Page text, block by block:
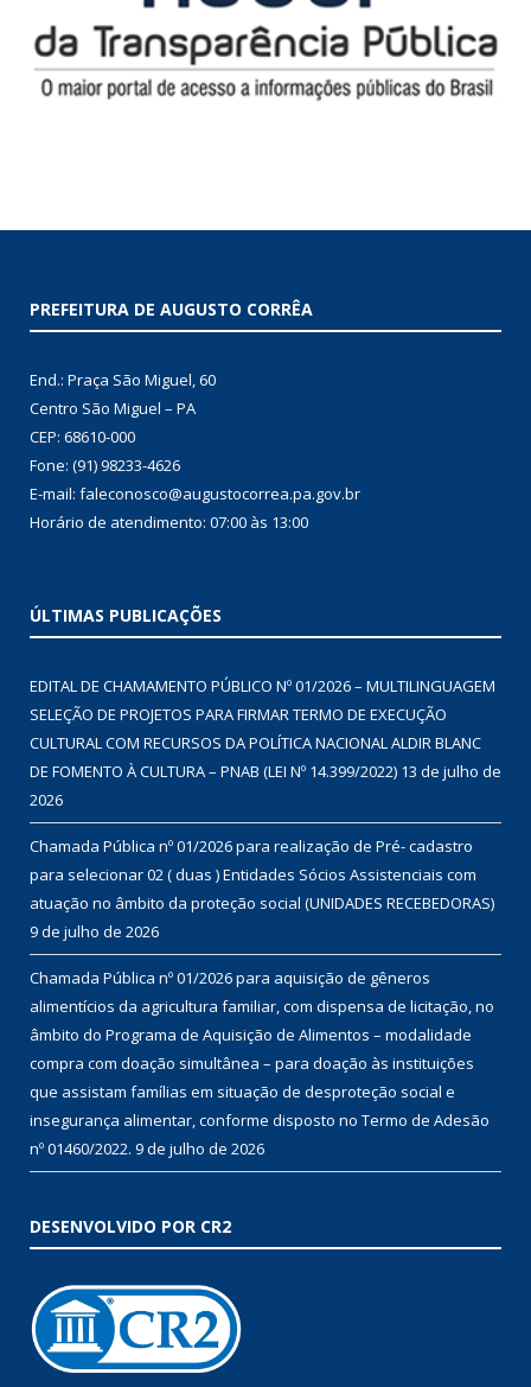
PREFEITURA DE AUGUSTO CORRÊA
End.: Praça São Miguel, 60
Centro São Miguel – PA
CEP: 68610-000
Fone: (91) 98233-4626
E-mail: faleconosco@augustocorrea.pa.gov.br
Horário de atendimento: 07:00 às 13:00
ÚLTIMAS PUBLICAÇÕES
EDITAL DE CHAMAMENTO PÚBLICO Nº 01/2026 – MULTILINGUAGEM
SELEÇÃO DE PROJETOS PARA FIRMAR TERMO DE EXECUÇÃO
CULTURAL COM RECURSOS DA POLÍTICA NACIONAL ALDIR BLANC
DE FOMENTO À CULTURA – PNAB (LEI Nº 14.399/2022) 13 de julho de
2026
Chamada Pública nº 01/2026 para realização de Pré- cadastro
para selecionar 02 ( duas ) Entidades Sócios Assistenciais com
atuação no âmbito da proteção social (UNIDADES RECEBEDORAS)
9 de julho de 2026
Chamada Pública nº 01/2026 para aquisição de gêneros
alimentícios da agricultura familiar, com dispensa de licitação, no
âmbito do Programa de Aquisição de Alimentos – modalidade
compra com doação simultânea – para doação às instituições
que assistam famílias em situação de desproteção social e
insegurança alimentar, conforme disposto no Termo de Adesão
nº 01460/2022. 9 de julho de 2026
DESENVOLVIDO POR CR2